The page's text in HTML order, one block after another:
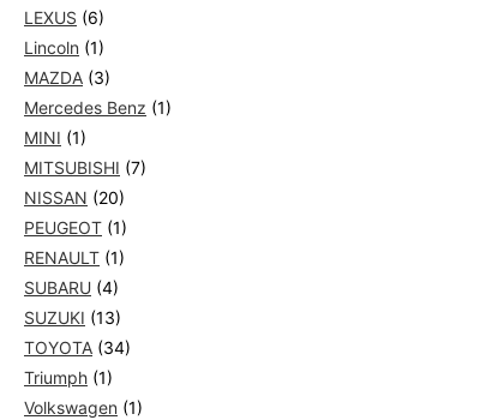
LEXUS (6)
Lincoln (1)
MAZDA (3)
Mercedes Benz (1)
MINI (1)
MITSUBISHI (7)
NISSAN (20)
PEUGEOT (1)
RENAULT (1)
SUBARU (4)
SUZUKI (13)
TOYOTA (34)
Triumph (1)
Volkswagen (1)